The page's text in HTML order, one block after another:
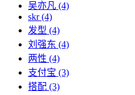
吴亦凡 (4)
skr(4)
发型 (4)
刘强东 (4)
两性 (4)
支付宝 (3)
搭配 (3)